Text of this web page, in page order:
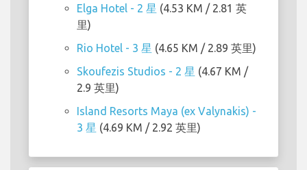
Elga Hotel - 2 星 (4.53 KM / 2.81 英
里)
Rio Hotel - 3 星 (4.65 KM / 2.89 英里)
Skoufezis Studios - 2 星 (4.67 KM /
2.9 英里)
Island Resorts Maya (ex Valynakis) -
3 星 (4.69 KM / 2.92 英里)